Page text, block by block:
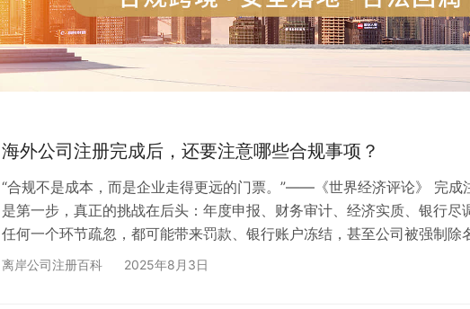
海外公司注册完成后，还要注意哪些合规事项？
“合规不是成本，而是企业走得更远的门票。”——《世界经济评论》 完成
是第一步，真正的挑战在后头：年度申报、财务审计、经济实质、银行
任何一个环节疏忽，都可能带来罚款、银行账户冻结，甚至公司被强制除
了让您在全球化赛道上行稳致远，本文以8 大高频合规任务为主线，结合
离岸公司注册百科 2025年8月3日